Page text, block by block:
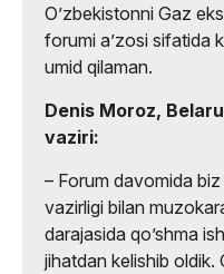
Oʼzbekistonni Gaz
forumi aʼzosi sifatida
umid qilaman.
Denis Moroz,
vaziri:
– Forum davomida
vazirligi bilan
darajasida qoʼshma
jihatdan kelishib oldik.